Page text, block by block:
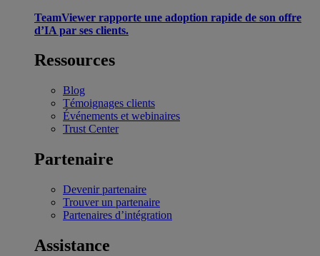
TeamViewer rapporte une adoption rapide de son offre
d’IA par ses clients.
Ressources
Blog
Témoignages clients
Événements et webinaires
Trust Center
Partenaire
Devenir partenaire
Trouver un partenaire
Partenaires d’intégration
Assistance